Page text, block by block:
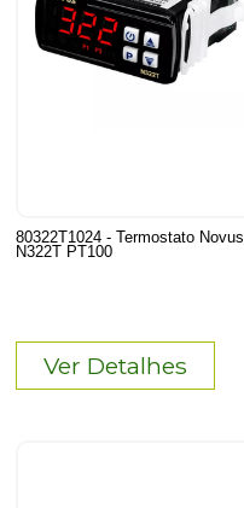
80322T1024 - Termostato Novus
N322T PT100
Ver Detalhes